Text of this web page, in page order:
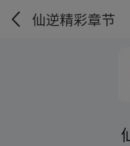
仙逆精彩章节